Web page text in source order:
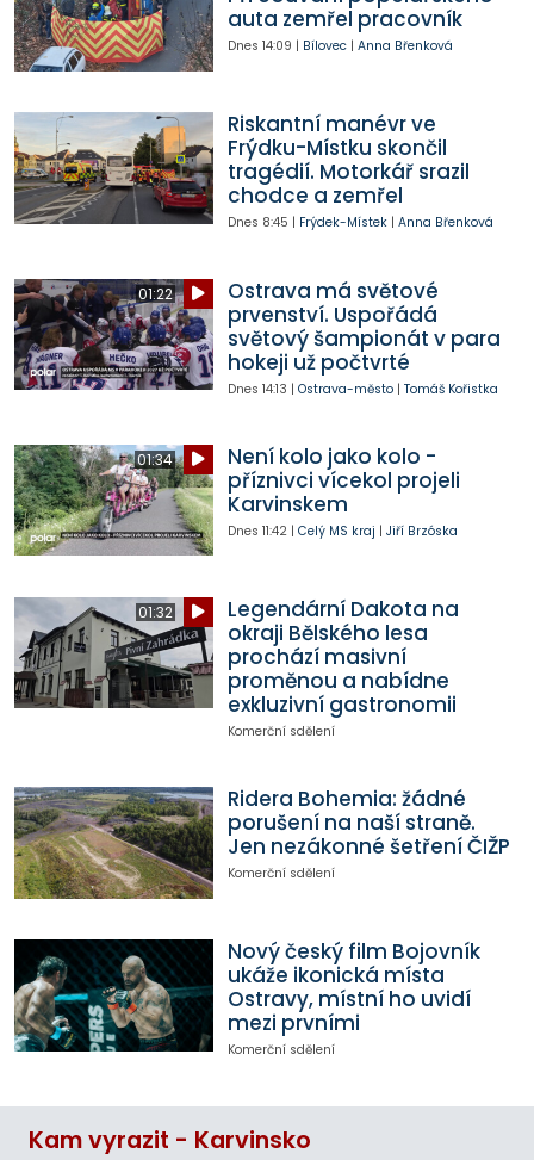
auta zemřel pracovník
Dnes 14:09 | Bílovec| Anna Břenková
Riskantní manévr ve
Frýdku-Místku skončil
tragédií. Motorkář srazil
chodce a zemřel
Dnes 8:45 | Frýdek-Místek| Anna Břenková
01:22
Ostrava má světové
prvenství. Uspořádá
světový šampionát v para
hokeji už počtvrté
Dnes 14:13 | Ostrava-město| Tomáš Kořistka
01:34
Není kolo jako kolo -
příznivci vícekol projeli
Karvinskem
Dnes 11:42| Celý MS kraj | Jiří Brzóska
01:32
Legendární Dakota na
okraji Bělského lesa
prochází masivní
proměnou a nabídne
exkluzivní gastronomii
Komerční sdělení
Ridera Bohemia: žádné
porušení na naší straně.
Jen nezákonné šetření ČIŽP
Komerční sdělení
Nový český film Bojovník
ukáže ikonická místa
Ostravy, místní ho uvidí
mezi prvními
Komerční sdělení
Kam vyrazit - Karvinsko